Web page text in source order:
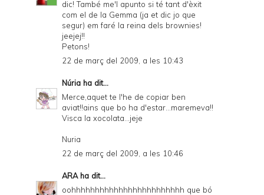
dic! També me'l apunto si té tant d'èxit
com el de la Gemma (ja et dic jo que
segur) em faré la reina dels brownies!
jeejej!!
Petons!
22 de març del 2009, a les 10:43
Núria ha dit...
Merce,aquet te l'he de copiar ben
aviat!!ains que bo ha d'estar...maremeva!!
Visca la xocolata...jeje
Nuria
22 de març del 2009, a les 10:46
ARAha dit...
oohhhhhhhhhhhhhhhhhhhhhhhh que bó